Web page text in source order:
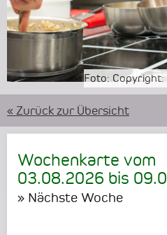
Foto: Copyright:
Foto: Copyright:
••
« Zurück zur Übersicht
Wochenkarte vom
03.08.2026 bis
» Nächste Woche